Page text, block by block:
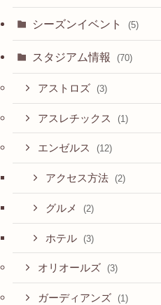
シーズンイベント (5)
スタジアム情報 (70)
アストロズ (3)
アスレチックス (1)
エンゼルス (12)
アクセス方法 (2)
グルメ (2)
ホテル (3)
オリオールズ (3)
ガーディアンズ (1)